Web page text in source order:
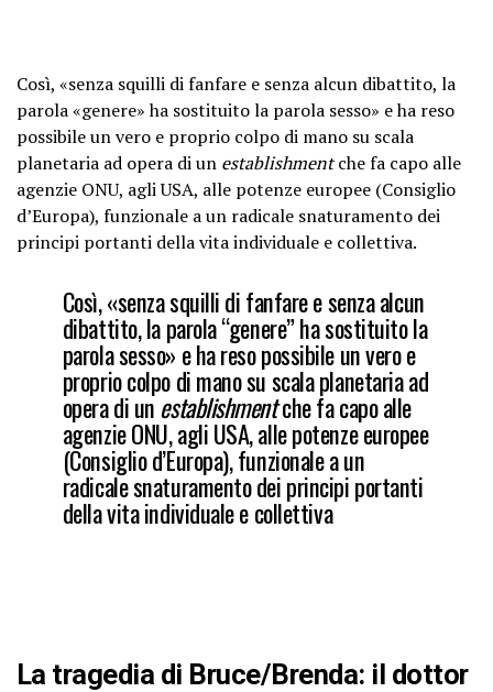
Così, «senza squilli di fanfare e senza alcun dibattito, la
parola «genere» ha sostituito la parola sesso» e ha reso
possibile un vero e proprio colpo di mano su scala
planetaria ad opera di un establishmentche fa capo alle
agenzie ONU, agli USA, alle potenze europee (Consiglio
d’Europa), funzionale a un radicale snaturamento dei
principi portanti della vita individuale e collettiva.
Così, «senza squilli di fanfare e senza alcun
dibattito, la parola “genere” ha sostituito la
parola sesso» e ha reso possibile un vero e
proprio colpo di mano su scala planetaria ad
opera di unestablishmentche fa capo alle
agenzie ONU, agli USA, alle potenze europee
(Consiglio d’Europa), funzionale a un
radicale snaturamento dei principi portanti
della vita individuale e collettiva
La tragedia di Bruce/Brenda: il dottor